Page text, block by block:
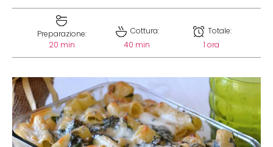
Preparazione:
20 min
Cottura:
40 min
Totale:
1 ora